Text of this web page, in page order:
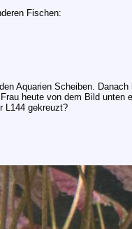
Fischen:
Aquarien Scheiben.
heute von dem Bild
L144 gekreuzt?